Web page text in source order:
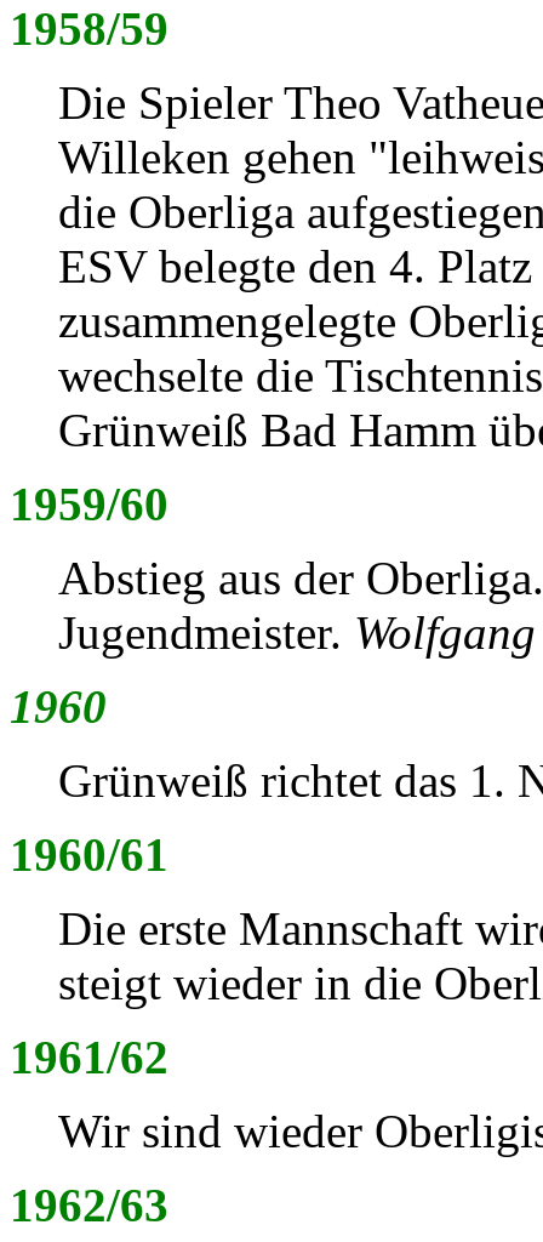
1958/59
Die Spieler Theo
Willeken gehen
die Oberliga
ESV belegte den 4.
zusammengelegte
wechselte die
Grünweiß Bad Hamm
1959/60
Abstieg aus der
Jugendmeister.
1960
Grünweiß richtet das 1.
1960/61
Die erste Mannschaft
steigt wieder in die
1961/62
Wir sind wieder
1962/63